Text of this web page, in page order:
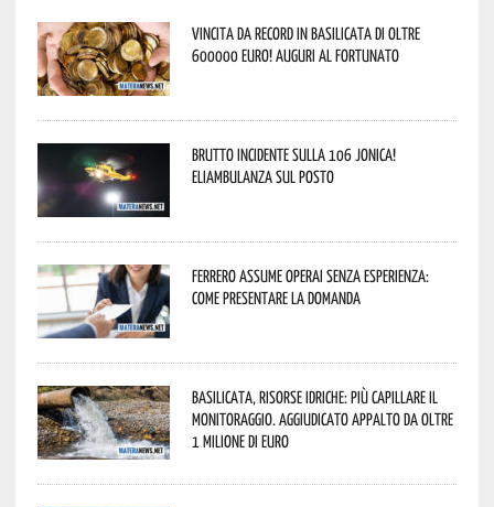
Vincita da record in Basilicata di oltre
600000 euro! Auguri al fortunato
Brutto incidente sulla 106 Jonica!
Eliambulanza sul posto
Ferrero assume operai senza esperienza:
come presentare la domanda
Basilicata, Risorse idriche: più capillare il
monitoraggio. Aggiudicato appalto da oltre
1 milione di euro